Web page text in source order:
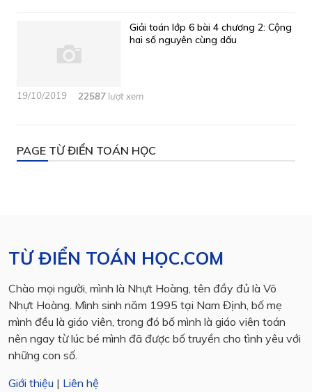
Giải toán lớp 6 bài 4 chương 2: Cộng
hai số nguyên cùng dấu
19/10/2019 22587 lượt xem
PAGE TỪ ĐIỂN TOÁN HỌC
TỪ ĐIỂN TOÁN HỌC.COM
Chào mọi người, mình là Nhựt Hoàng, tên đầy đủ là Võ
Nhựt Hoàng. Mình sinh năm 1995 tại Nam Định, bố mẹ
mình đều là giáo viên, trong đó bố mình là giáo viên toán
nên ngay từ lúc bé mình đã được bố truyền cho tình yêu với
những con số.
Giới thiệu | Liên hệ